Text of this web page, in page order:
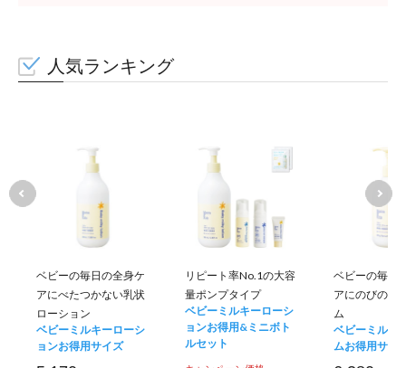
人気ランキング
ベビーの毎日の全身ケ
アにべたつかない乳状
ローション
ベビーミルキーローシ
ョンお得用サイズ
リピート率No.1の大容
量ポンプタイプ
ベビーミルキーローシ
ョンお得用&ミニボト
ルセット
ベビーの毎日
アにのびのい
ム
ベビーミルキ
ムお得用サイ